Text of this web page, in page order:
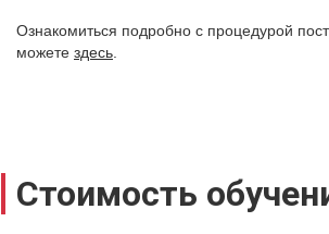
Ознакомиться подробно с процедурой
можете здесь
Стоимость